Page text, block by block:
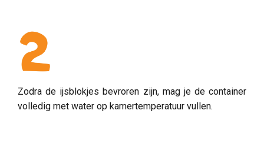
Zodra de ijsblokjes bevroren zijn, mag je de container
volledig met water op kamertemperatuur vullen.